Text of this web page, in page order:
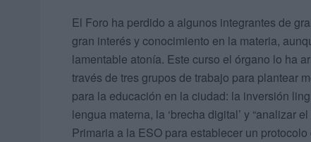
El Foro ha perdido a algunos integrantes de
gran interés y conocimiento en la materia,
lamentable atonía. Este curso el órgano lo ha
través de tres grupos de trabajo para plantear
para la educación en la ciudad: la inversión
lengua materna, la ‘brecha digital’ y “analizar
Primaria a la ESO para establecer un